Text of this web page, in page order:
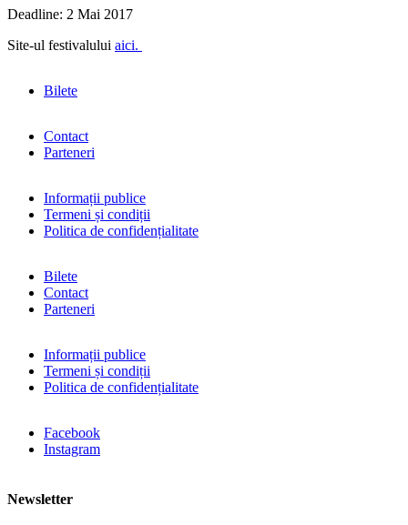
Deadline: 2 Mai 2017
Site-ul festivalului aici.
Bilete
Contact
Parteneri
Informații publice
Termeni și condiții
Politica de confidențialitate
Bilete
Contact
Parteneri
Informații publice
Termeni și condiții
Politica de confidențialitate
Facebook
Instagram
Newsletter